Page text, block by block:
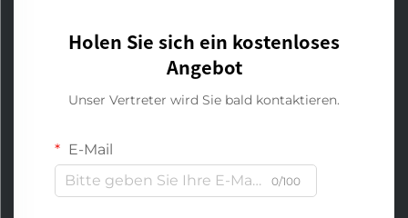
Holen Sie sich ein kostenloses
Angebot
Unser Vertreter wird Sie bald kontaktieren.
E-Mail
0/100